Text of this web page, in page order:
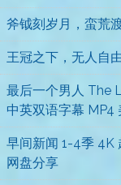
斧钺刻岁月，蛮荒
王冠之下，无人自
最后一个男人 The
中英双语字幕 MP4
早间新闻 1-4季 4K
网盘分享